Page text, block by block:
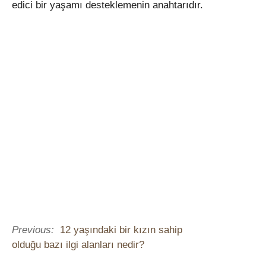
edici bir yaşamı desteklemenin anahtarıdır.
Previous:
12 yaşındaki bir kızın sahip
olduğu bazı ilgi alanları nedir?